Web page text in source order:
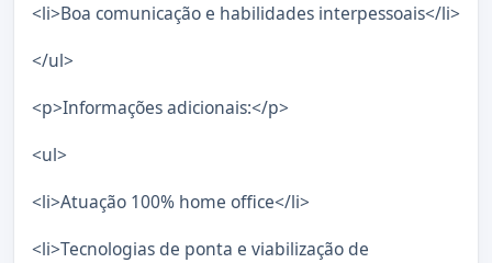
<li>Boa comunicação e habilidades interpessoais</li>
</ul>
<p>Informações adicionais:</p>
<ul>
<li>Atuação 100% home office</li>
<li>Tecnologias de ponta e viabilização de